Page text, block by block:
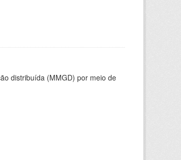
distribuída (MMGD) por meio de